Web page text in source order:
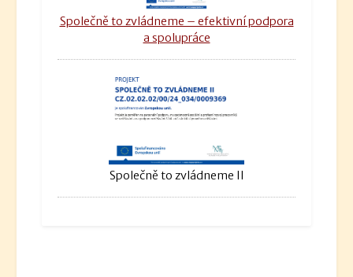
Společně to zvládneme – efektivní podpora
a spolupráce
Společně to zvládneme II